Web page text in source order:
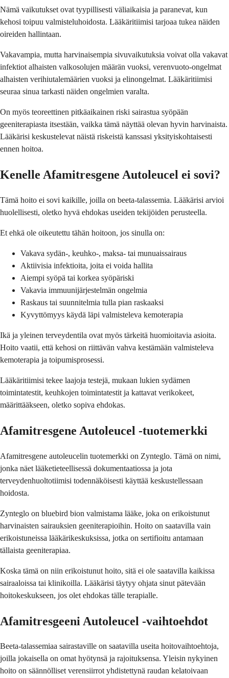
Nämä vaikutukset ovat tyypillisesti väliaikaisia ja paranevat, kun
kehosi toipuu valmisteluhoidosta. Lääkäritiimisi tarjoaa tukea näiden
oireiden hallintaan.
Vakavampia, mutta harvinaisempia sivuvaikutuksia voivat olla vakavat
infektiot alhaisten valkosolujen määrän vuoksi, verenvuoto-ongelmat
alhaisten verihiutalemäärien vuoksi ja elinongelmat. Lääkäritiimisi
seuraa sinua tarkasti näiden ongelmien varalta.
On myös teoreettinen pitkäaikainen riski sairastua syöpään
geeniterapiasta itsestään, vaikka tämä näyttää olevan hyvin harvinaista.
Lääkärisi keskustelevat näistä riskeistä kanssasi yksityiskohtaisesti
ennen hoitoa.
Kenelle Afamitresgene Autoleucel ei sovi?
Tämä hoito ei sovi kaikille, joilla on beeta-talassemia. Lääkärisi arvioi
huolellisesti, oletko hyvä ehdokas useiden tekijöiden perusteella.
Et ehkä ole oikeutettu tähän hoitoon, jos sinulla on:
Vakava sydän-, keuhko-, maksa- tai munuaissairaus
Aktiivisia infektioita, joita ei voida hallita
Aiempi syöpä tai korkea syöpäriski
Vakavia immuunijärjestelmän ongelmia
Raskaus tai suunnitelmia tulla pian raskaaksi
Kyvyttömyys käydä läpi valmisteleva kemoterapia
Ikä ja yleinen terveydentila ovat myös tärkeitä huomioitavia asioita.
Hoito vaatii, että kehosi on riittävän vahva kestämään valmisteleva
kemoterapia ja toipumisprosessi.
Lääkäritiimisi tekee laajoja testejä, mukaan lukien sydämen
toimintatestit, keuhkojen toimintatestit ja kattavat verikokeet,
määrittääkseen, oletko sopiva ehdokas.
Afamitresgene Autoleucel -tuotemerkki
Afamitresgene autoleucelin tuotemerkki on Zynteglo. Tämä on nimi,
jonka näet lääketieteellisessä dokumentaatiossa ja jota
terveydenhuoltotiimisi todennäköisesti käyttää keskustellessaan
hoidosta.
Zynteglo on bluebird bion valmistama lääke, joka on erikoistunut
harvinaisten sairauksien geeniterapioihin. Hoito on saatavilla vain
erikoistuneissa lääkärikeskuksissa, jotka on sertifioitu antamaan
tällaista geeniterapiaa.
Koska tämä on niin erikoistunut hoito, sitä ei ole saatavilla kaikissa
sairaaloissa tai klinikoilla. Lääkärisi täytyy ohjata sinut pätevään
hoitokeskukseen, jos olet ehdokas tälle terapialle.
Afamitresgeeni Autoleucel -vaihtoehdot
Beeta-talassemiaa sairastaville on saatavilla useita hoitovaihtoehtoja,
joilla jokaisella on omat hyötynsä ja rajoituksensa. Yleisin nykyinen
hoito on säännölliset verensiirrot yhdistettynä raudan kelatoivaan